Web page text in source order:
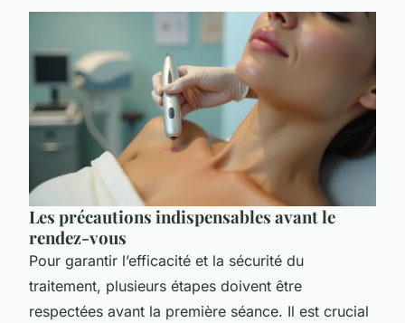
Les précautions indispensables avant le
rendez-vous
Pour garantir l’efficacité et la sécurité du
traitement, plusieurs étapes doivent être
respectées avant la première séance. Il est crucial